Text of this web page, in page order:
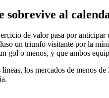
sobrevive al
de valor pasa por
un triunfo visitante por la
gol o menos, y que ambos
los mercados de menos